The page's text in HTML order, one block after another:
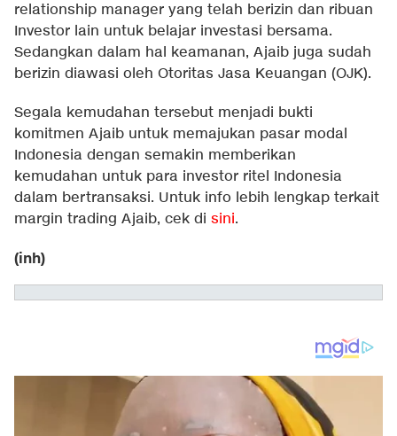
relationship manager yang telah berizin dan ribuan
Investor lain untuk belajar investasi bersama.
Sedangkan dalam hal keamanan, Ajaib juga sudah
berizin diawasi oleh Otoritas Jasa Keuangan (OJK).
Segala kemudahan tersebut menjadi bukti
komitmen Ajaib untuk memajukan pasar modal
Indonesia dengan semakin memberikan
kemudahan untuk para investor ritel Indonesia
dalam bertransaksi. Untuk info lebih lengkap terkait
margin trading Ajaib, cek di sini.
(inh)